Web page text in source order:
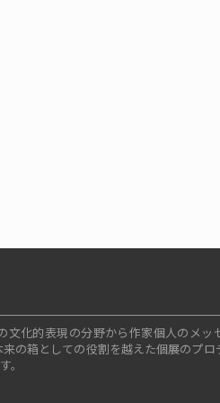
文化的表現の分野から作家個人のメッ
の箱としての役割を越えた個展のプロ
。